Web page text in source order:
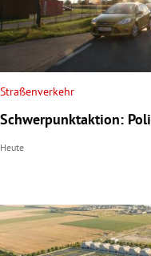
Straßenverkehr
Schwerpunktaktion:
Heute